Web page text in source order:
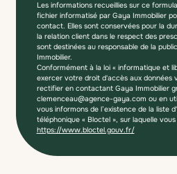
Les informations recueillies sur ce
fichier informatisé par Gaya Immobilier
contact. Elles sont conservées pour la
la relation client dans le respect des
sont destinées au responsable de la
Immobilier.
Conformément à la loi « informatique et
exercer votre droit d'accès aux données
rectifier en contactant Gaya Immobilier
clemenceau@agence-gaya.com ou en
vous informons de l’existence de la liste
téléphonique « Bloctel », sur laquelle
https://www.bloctel.gouv.fr/